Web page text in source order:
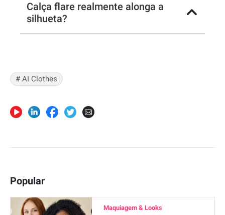
Calça flare realmente alonga a
silhueta?
# AI Clothes
Popular
Maquiagem & Looks